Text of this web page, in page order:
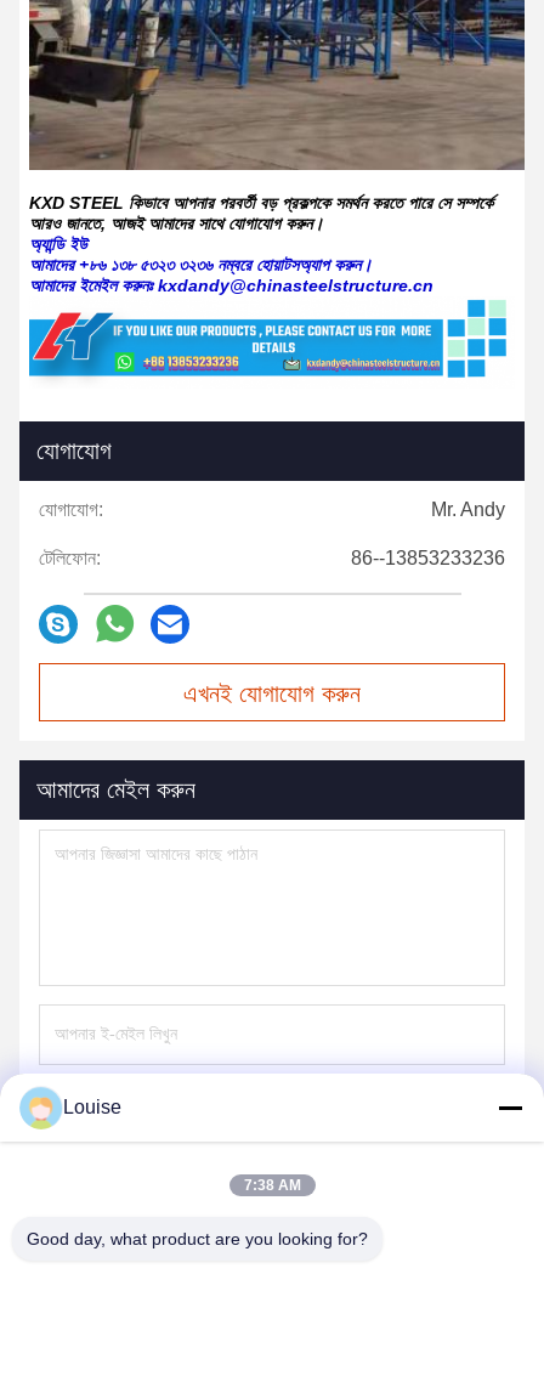
KXD STEEL কিভাবে আপনার পরবর্তী বড় প্রকল্পকে সমর্থন করতে পারে সে সম্পর্কে
আরও জানতে, আজই আমাদের সাথে যোগাযোগ করুন।
অ্যান্ডি ইউ
আমাদের +৮৬ ১৩৮ ৫৩২৩ ৩২৩৬ নম্বরে হোয়াটসঅ্যাপ করুন।
আমাদের ইমেইল করুনঃ kxdandy@chinasteelstructure.cn
যোগাযোগ
যোগাযোগ: Mr. Andy
টেলিফোন: 86--13853233236
এখনই যোগাযোগ করুন
আমাদের মেইল করুন
Louise
7:38 AM
Good day, what product are you looking for?